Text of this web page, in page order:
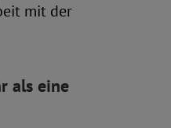
mit der
als eine